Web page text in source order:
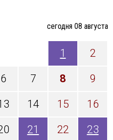
cегодня 08 августа
1 2
6 7 8 9
14 15 16
21 22 23